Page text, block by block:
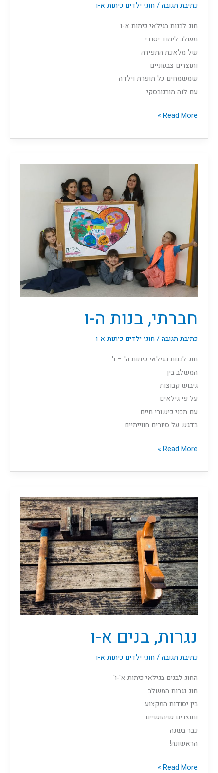
כתיבת תגובה/ חוגי ילדים כיתות א-ו
חוג לבנות בגילאי כיתות א-ו
משלב לימוד יסודי
של מלאכת התפירה
ותוצרים צבעוניים
שמשמחים כל תופרת וילדה
עם לנה מורגובסקי.
Read More »
חברתי, בנות ה-ו
כתיבת תגובה/ חוגי ילדים כיתות א-ו
חוג לבנות בגילאי כיתות ה' – ו'
המשלב בין
גיבוש קבוצות
על פי גילאים
עם תכני כישורי חיים
בדגש על סיורים חווייתיים.
חברתי,
בנות
ה-ו
Read More »
נגרות, בנים א-ו
כתיבת תגובה/ חוגי ילדים כיתות א-ו
החוג לבנים בגילאי כיתות א'-ו'
חוג נגרות המשלב
בין יסודות המקצוע
ותוצרים שימושיים
כבר בשנה
הראשונה!
נגרות,
בנים
א-ו
Read More »